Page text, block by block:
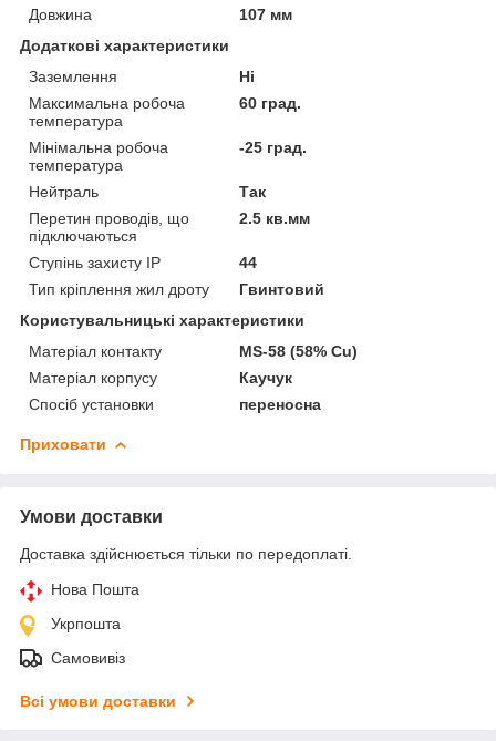
Довжина
107 мм
Додаткові характеристики
Заземлення
Ні
Максимальна робоча
температура
60 град.
Мінімальна робоча
температура
-25 град.
Нейтраль
Так
Перетин проводів, що
підключаються
2.5 кв.мм
Ступінь захисту IP
44
Тип кріплення жил дроту
Гвинтовий
Користувальницькі характеристики
Матеріал контакту
MS-58 (58% Cu)
Матеріал корпусу
Каучук
Спосіб установки
переносна
Приховати
Умови доставки
Доставка здійснюється тільки по передоплаті.
Нова Пошта
Укрпошта
Самовивіз
Всі умови доставки